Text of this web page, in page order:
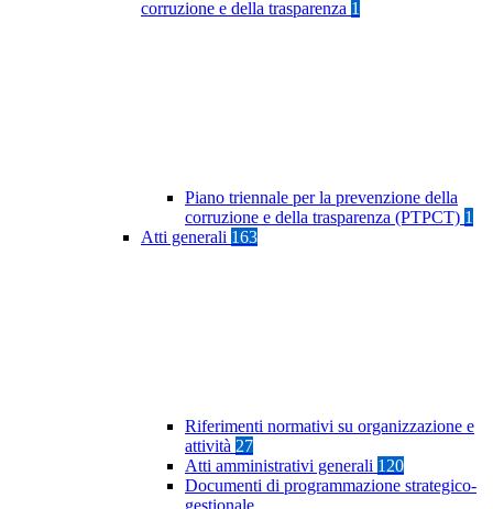
corruzione e della trasparenza 1
Piano triennale per la prevenzione della
corruzione e della trasparenza (PTPCT) 1
Atti generali 163
Riferimenti normativi su organizzazione e
attività 27
Atti amministrativi generali 120
Documenti di programmazione strategico-